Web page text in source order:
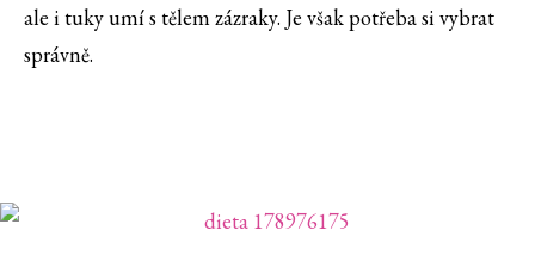
ale i tuky umí s tělem zázraky. Je však potřeba si vybrat
správně.